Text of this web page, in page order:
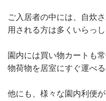
ご入居者の中には、自炊
用される方は多くいらっし
園内には買い物カートも
物荷物を居室にすぐ運べる
他にも、様々な園内利便